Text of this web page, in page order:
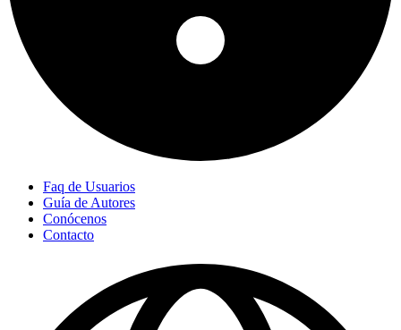
Faq de Usuarios
Guía de Autores
Conócenos
Contacto